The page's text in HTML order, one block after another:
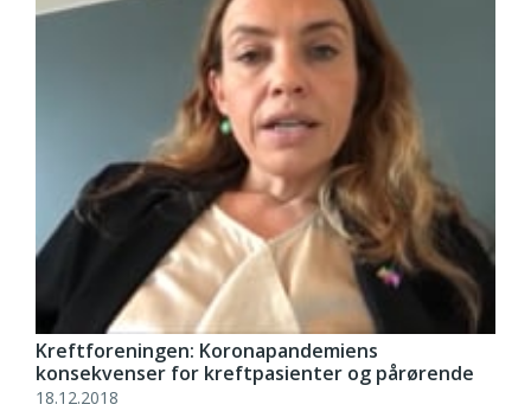
Kreftforeningen: Koronapandemiens
konsekvenser for kreftpasienter og pårørende
18.12.2018